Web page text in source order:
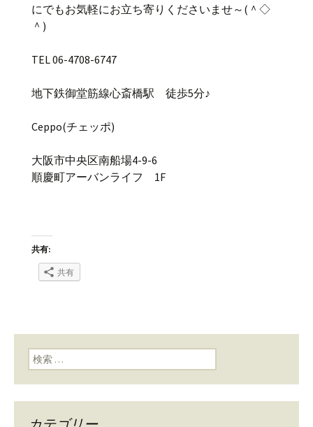
にでもお気軽にお立ち寄りくださいませ～(＾◇
＾)
TEL 06-4708-6747
地下鉄御堂筋線心斎橋駅 徒歩5分♪
Ceppo(チェッポ)
大阪市中央区南船場4-9-6
順慶町アーバンライフ 1F
共有:
共有
検索: